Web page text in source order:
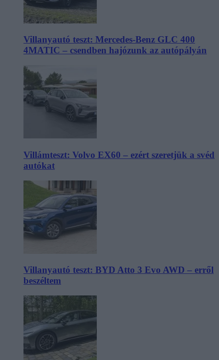
Villanyautó teszt: Mercedes-Benz GLC 400
4MATIC – csendben hajózunk az autópályán
Villámteszt: Volvo EX60 – ezért szeretjük a svéd
autókat
Villanyautó teszt: BYD Atto 3 Evo AWD – erről
beszéltem